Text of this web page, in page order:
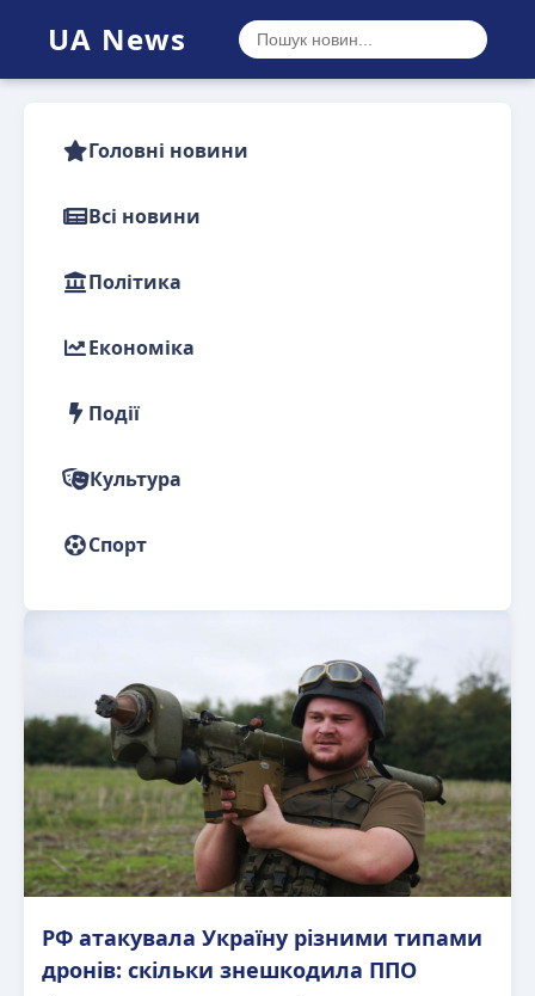
UA News
Головні новини
Всі новини
Політика
Економіка
Події
Культура
Спорт
РФ атакувала Україну різними типами
дронів: скільки знешкодила ППО